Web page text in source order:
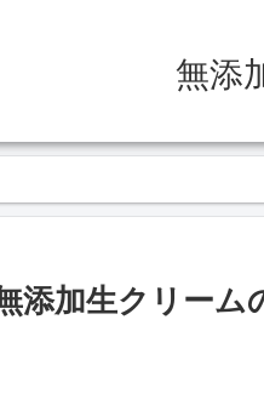
無添
添加生クリーム